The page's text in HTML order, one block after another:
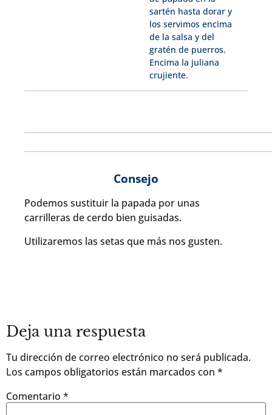
sartén hasta dorar y
los servimos encima
de la salsa y del
gratén de puerros.
Encima la juliana
crujiente.
Consejo
Podemos sustituir la papada por unas
carrilleras de cerdo bien guisadas.
Utilizaremos las setas que más nos gusten.
Deja una respuesta
Tu dirección de correo electrónico no será publicada.
Los campos obligatorios están marcados con *
Comentario *